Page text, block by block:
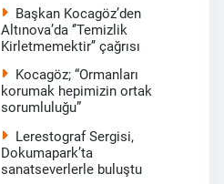
Başkan Kocagöz’den
Altınova’da ‘’Temizlik
Kirletmemektir’’ çağrısı
Kocagöz; “Ormanları
korumak hepimizin ortak
sorumluluğu”
Lerestograf Sergisi,
Dokumapark’ta
sanatseverlerle buluştu